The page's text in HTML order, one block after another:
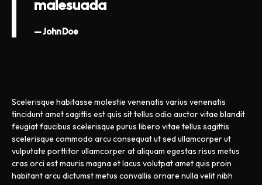
malesuada
John Doe
Scelerisque habitasse molestie venenatis varius venenatis
tincidunt amet sagittis est quis sit tellus odio auctor vitae blandit
feugiat faucibus scelerisque purus libero vitae tellus sagittis
scelerisque commodo arcu consequat ut sed ullamcorper ut
vulputate porttitor ullamcorper at aliquam egestas risus metus
cras orci est mauris magna et lacus volutpat amet quis proin
habitant arcu dictumst metus convallis ornare nulla velit nibh